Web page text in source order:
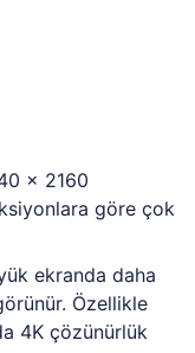
× 2160
göre çok
ekranda daha
Özellikle
4K çözünürlük